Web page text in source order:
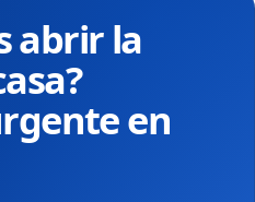
abrir la
en